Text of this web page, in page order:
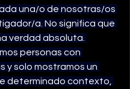
una/o de nosotras/os
a. No significa que
verdad absoluta.
personas con
y solo mostramos un
determinado contexto,